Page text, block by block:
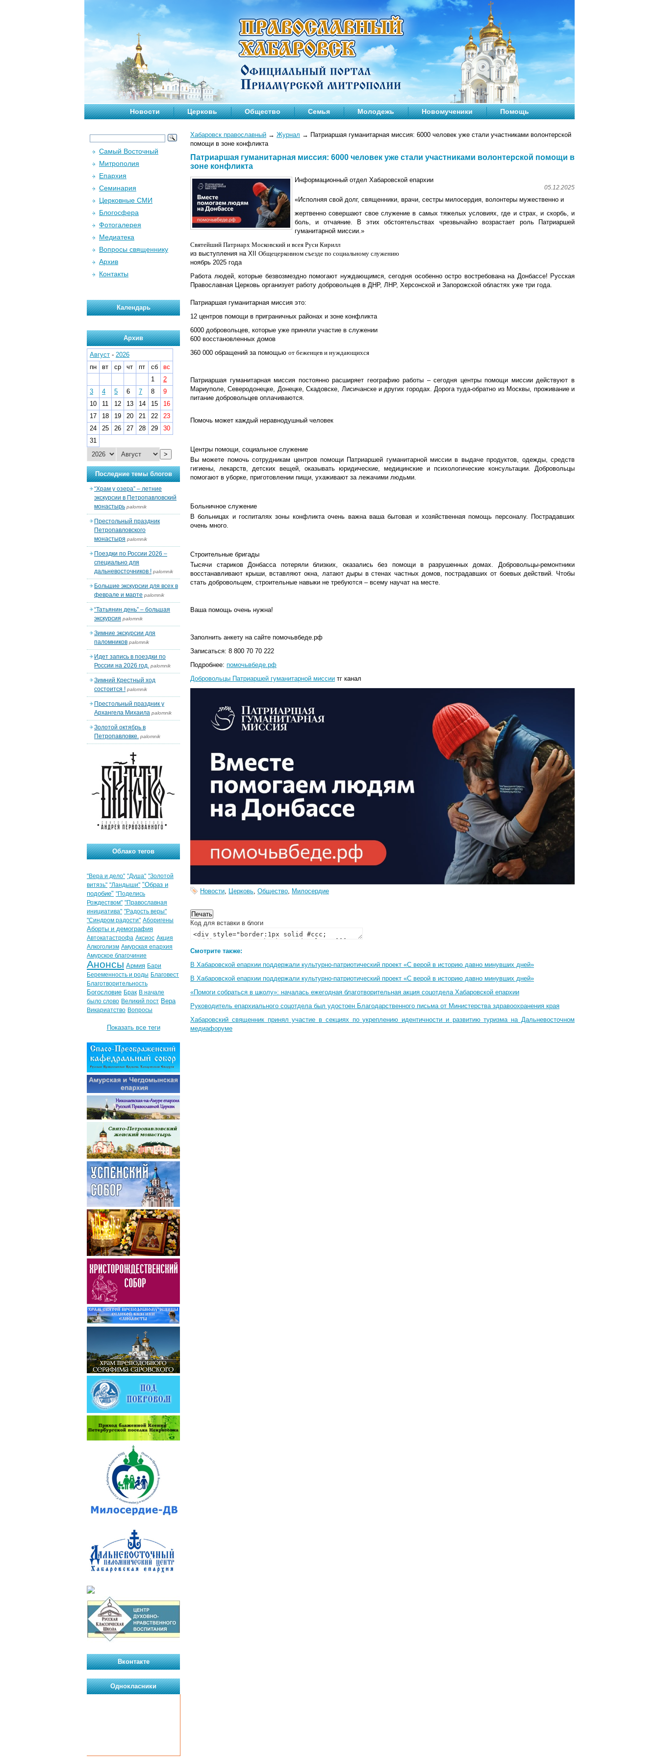
Новости Церковь Общество Семья Молодежь Новомученики Помощь
Хабаровск православный → Журнал → Патриаршая гуманитарная миссия: 6000 человек уже стали участниками волонтерской
помощи в зоне конфликта
Патриаршая гуманитарная миссия: 6000 человек уже стали участниками волонтерской помощи в
зоне конфликта
Информационный отдел Хабаровской епархии
05.12.2025
«Исполняя свой долг, священники, врачи, сестры милосердия, волонтеры мужественно и
жертвенно совершают свое служение в самых тяжелых условиях, где и страх, и скорбь, и
боль, и отчаяние. В этих обстоятельствах чрезвычайно возрастает роль Патриаршей
гуманитарной миссии.»
Святейший Патриарх Московский и всея Руси Кирилл
из выступления на Х
Общецерковном съезде по социальному служению
ноябрь 2025 года
Работа людей, которые безвозмездно помогают нуждающимся, сегодня особенно остро востребована на Донбассе! Русская
Православная Церковь организует работу добровольцев в ДНР, ЛНР, Херсонской и Запорожской областях уже три года.
Патриаршая гуманитарная миссия это:
12 центров помощи в приграничных районах и зоне конфликта
6000 добровольцев, которые уже приняли участие в служении
600 восстановленных домов
360 000 обращений за помощью от беженцев и нуждающихся
Патриаршая гуманитарная миссия постоянно расширяет географию работы – сегодня центры помощи миссии действуют в
Мариуполе, Северодонецке, Донецке, Скадовске, Лисичанске и других городах. Дорога туда-обратно из Москвы, проживание и
питание добровольцев оплачиваются.
Помочь может каждый неравнодушный человек
Центры помощи, социальное служение
Вы можете помочь сотрудникам центров помощи Патриаршей гуманитарной миссии в выдаче продуктов, одежды, средств
гигиены, лекарств, детских вещей, оказывать юридические, медицинские и психологические консультации. Добровольцы
помогают в уборке, приготовлении пищи, ухаживают за лежачими людьми.
Больничное служение
В больницах и госпиталях зоны конфликта очень важна ваша бытовая и хозяйственная помощь персоналу. Пострадавших
очень много.
Строительные бригады
Тысячи стариков Донбасса потеряли близких, оказались без помощи в разрушенных домах. Добровольцы-ремонтники
восстанавливают крыши, вставляют окна, латают дыры в стенах частных домов, пострадавших от боевых действий. Чтобы
стать добровольцем, строительные навыки не требуются – всему научат на месте.
Ваша помощь очень нужна!
Заполнить анкету на сайте помочьвбеде.рф
Записаться: 8 800 70 70 222
Подробнее: помочьвбеде.рф
Добровольцы Патриаршей гуманитарной миссии тг канал
Новости, Церковь, Общество, Милосердие
Код для вставки в блоги
Смотрите также:
В Хабаровской епархии поддержали культурно-патриотический проект «С верой в историю давно минувших дней»
В Хабаровской епархии поддержали культурно-патриотический проект «С верой в историю давно минувших дней»
«Помоги собраться в школу»: началась ежегодная благотворительная акция соцотдела Хабаровской епархии
Руководитель епархиального соцотдела был удостоен Благодарственного письма от Министерства здравоохранения края
Хабаровский священник принял участие в секциях по укреплению идентичности и развитию туризма на Дальневосточном
медиафоруме
Самый Восточный
Митрополия
Епархия
Семинария
Церковные СМИ
Блогосфера
Фотогалерея
Медиатека
Вопросы священнику
Архив
Контакты
Календарь
Архив
Август - 2026
пн
вт ср чт пт сб
вс
1
2
3
4 5 6 7 8
9
10
11 12 13 14 15
16
17
18 19 20 21 22
23
24
25 26 27 28 29
30
31
>
Последние темы блогов
“Храм у озера” – летние
экскурсии в Петропавловский
монастырь palomnik
Престольный праздник
Петропавловского
монастыря palomnik
Поездки по России 2026 –
специально для
дальневосточников ! palomnik
Большие экскурсии для всех в
феврале и марте palomnik
“Татьянин день” – большая
экскурсия palomnik
Зимние экскурсии для
паломников palomnik
Идет запись в поездки по
России на 2026 год. palomnik
Зимний Крестный ход
состоится ! palomnik
Престольный праздник у
Архангела Михаила palomnik
Золотой октябрь в
Петропавловке. palomnik
Облако тегов
"Вера и дело" "Душа" "Золотой
витязь" "Ландыши" "Образ и
подобие" "Поделись
Рождеством" "Православная
инициатива" "Радость веры"
"Синдром радости" Аборигены
Аборты и демография
Автокатастрофа Аксиос Акция
Алкоголизм Амурская епархия
Амурское благочиние
Анонсы Армия Бари
Беременность и роды Благовест
Благотворительность
Богословие Брак В начале
было слово Великий пост Вера
Викариатство Вопросы
Показать все теги
Вконтакте
Однокласники